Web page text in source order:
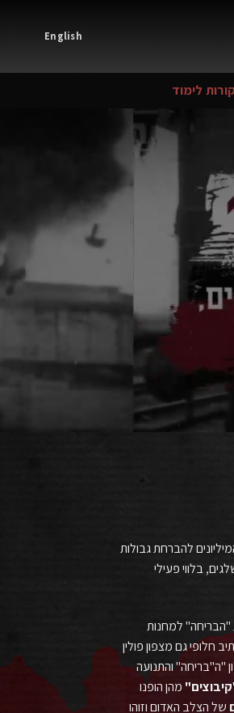
English
לימוד
להברחת גבולות
בלווי פעילי
1945 והופנו מרבית הקבוצות ע"י תנועת "הבריחה" למחנות
הדרך. המסלולים השונים הובילו תחילה לאזור הכיבוש האמריקאי באוסטריה ובבאווריה (גרמניה) ומסתיו 1945 פעל נתיב חלופי גם מצפון פולין
הם השתלבו בארגון "ה"בריחה" והתנועה
קיבוצים" מהן הופנו
של הצלב האדום וזוהו